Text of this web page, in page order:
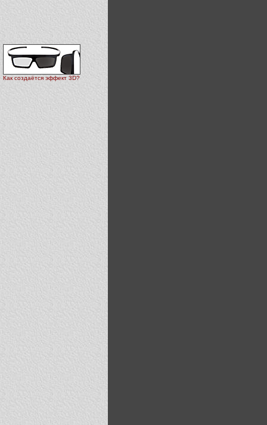
Как создаётся эффект 3D?